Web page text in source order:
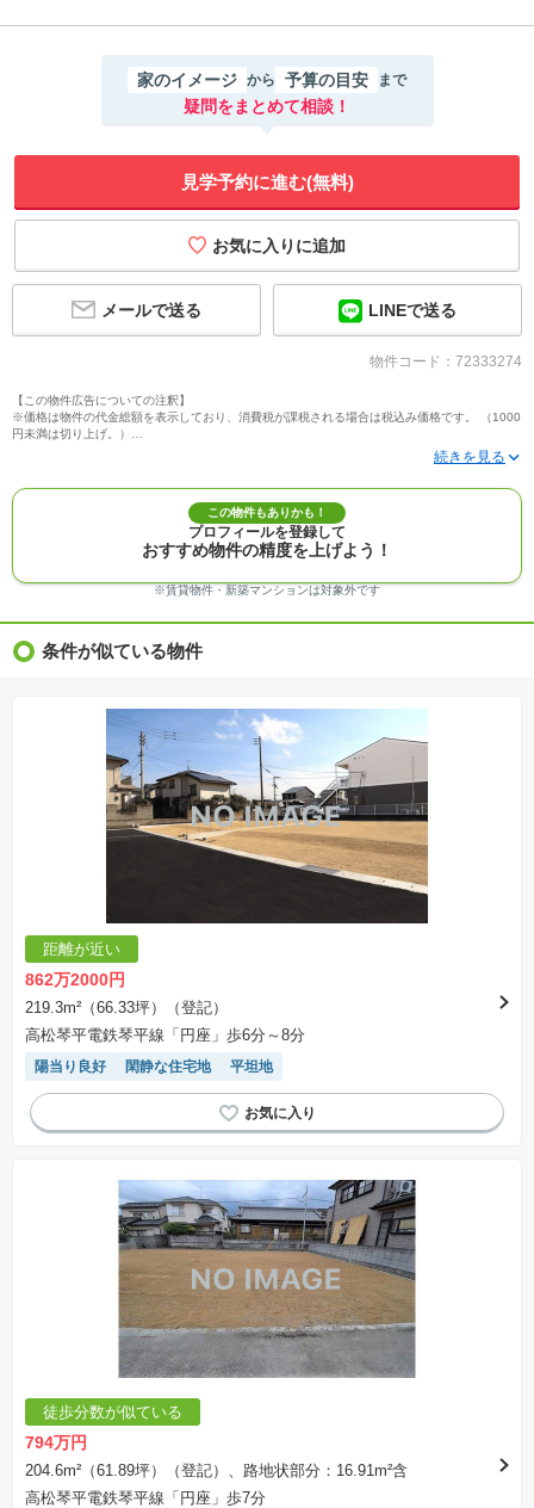
家のイメージ から 予算の目安 まで
疑問をまとめて相談！
見学予約に進む(無料)
メールで送る LINEで送る
物件コード：72333274
【この物件広告についての注釈】
※価格は物件の代金総額を表示しており、消費税が課税される場合は税込み価格です。 （1000
円未満は切り上げ。）
※写真に写っている、またはパース（絵）や間取り図に描かれている家具や車などは、特にコ
※建築条件付き土地価格には、建物価格は含まれません。
※物件情報は、原則として情報提供日の２日前に最終確認した情報です。
※完成予想図はいずれも外構、植栽、外観等実際のものとは多少異なることがあります。
※モデルルーム・モデルハウス・展示場・ショールームの画像の場合、今回販売の物件と異な
※ＣＧ合成の画像の場合、実際とは多少異なる場合があります。
※物件特徴：販売戸数が複数の物件は、全ての住戸に該当しない項目もあります。
※価格更新：物件価格が変更された日から１週間表示されます。
※建築条件土地の情報内に掲載されている、建物プラン例は、土地購入者の設計プランの参考
の一例であって、プランの採用可否は任意です。
※土地（建築条件なし）で「建物プラン例」が表記してある時、そのプラン例は特定の建築請
負会社によるもので、当該建築請負会社以外で建てた場合、同様のものが同価格で建てられる
とは限りません。また建築請負会社を特定するものではありません。
※建築条件付き土地とは、その土地に建築する建物の建築請負契約が、一定期間内に成立する
ことを条件として売買される土地のことをいいます。建築請負契約成立に向けて設計プランを
協議するため、土地購入者が自己の希望する建物の設計協議をするために必要な相当の期間の
交渉期間が設定され、その期間内で希望を満たすプランが実現できたかどうかにより結論を出
します。なお、この期間は概ね3ヶ月程度とされています。納得のいくプランが出来ず、建築請
負契約が成立しない場合、土地売買契約は白紙に戻り、土地契約にかかった代金（土地代金、
※課税対象物件の「価格」や「費用等」は消費税込みの「総額表示」で統一しています。
※「本体価格」とは、課税対象物件においては「消費税を除いた建物価格」と「土地価格」の
合計額を指します。
表示されておりません。
※取引にかかる費用：物件の契約手続き、決済、引き渡し時にかかる費用を表示しています。
不動産会社によって表記有無が異なるため、ご自身で十分な確認をしていただくようにお願い
いたします。
場合があります。
この物件もありかも！
プロフィールを登録して
おすすめ物件の精度を上げよう！
※賃貸物件・新築マンションは対象外です
条件が似ている物件
距離が近い
862万2000円
219.3m²（66.33坪）（登記）
高松琴平電鉄琴平線「円座」歩6分～8分
陽当り良好 閑静な住宅地 平坦地
徒歩分数が似ている
794万円
204.6m²（61.89坪）（登記）、路地状部分：16.91m²含
高松琴平電鉄琴平線「円座」歩7分